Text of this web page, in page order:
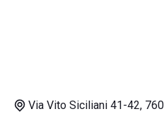
discesa in mare. Il Lido Hotel
Via Vito Siciliani 41-42,